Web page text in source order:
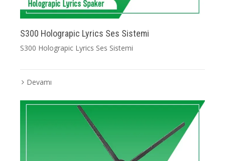
S300 Holograpic Lyrics Ses Sistemi
S300 Holograpic Lyrics Ses Sistemi
Devamı